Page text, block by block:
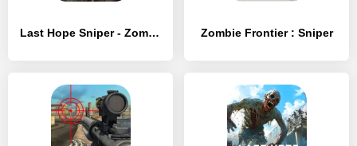
Last Hope Sniper - Zombie War Zombie Frontier : Sniper